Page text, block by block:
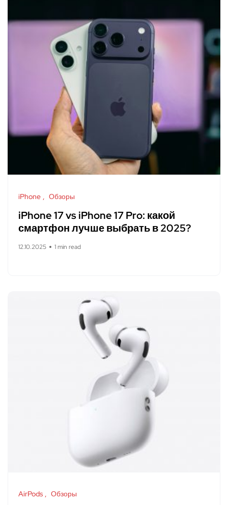
iPhone Обзоры
iPhone 17 vs iPhone 17 Pro: какой
смартфон лучше выбрать в 2025?
12.10.2025 1 min read
AirPods Обзоры